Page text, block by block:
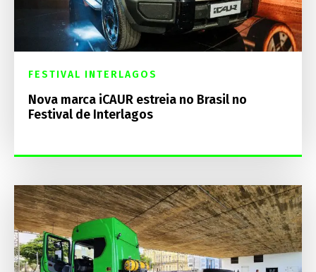
FESTIVAL INTERLAGOS
Nova marca iCAUR estreia no Brasil no
Festival de Interlagos